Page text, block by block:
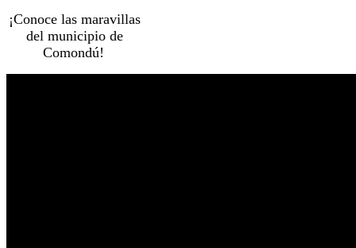
¡Conoce las maravillas
del municipio de
Comondú!